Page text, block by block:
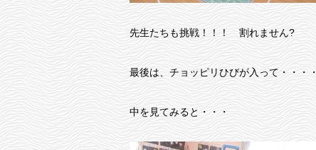
先生たちも挑戦！！！ 割れません?
最後は、チョッピリひびが入って・・・・
中を見てみると・・・